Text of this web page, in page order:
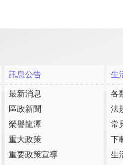
訊息公告
最新消息
區政新聞
榮譽龍潭
重大政策
重要政策宣導
生
各
法
常
下
生